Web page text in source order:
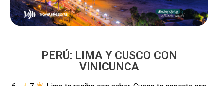
PERÚ: LIMA Y CUSCO CON
VINICUNCA